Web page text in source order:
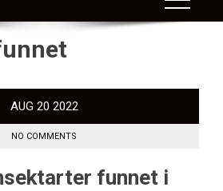
AUG 20 2022
NO COMMENTS
funnet i